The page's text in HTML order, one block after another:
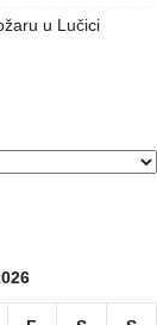
u Lučici